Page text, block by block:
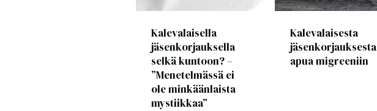
Kalevalaisella
jäsenkorjauksella
selkä kuntoon? –
”Menetelmässä ei
ole minkäänlaista
mystiikkaa”
Kalevalaisesta
jäsenkorjauksesta
apua migreeniin